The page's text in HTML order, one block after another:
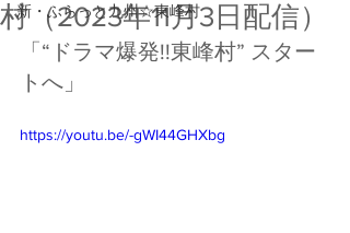
新・ふらっと九州☆東峰村
村​（2023年11月3日配信）
「“ドラマ爆発!!東峰村” スター
トへ」
https://youtu.be/-gWI44GHXbg